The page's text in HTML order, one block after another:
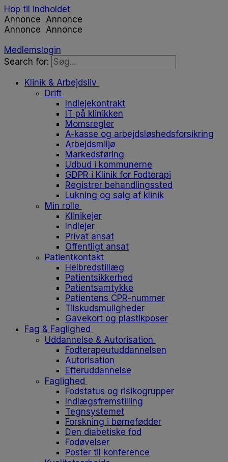
Hop til indholdet
Annonce Annonce
Annonce Annonce
Medlemslogin
Search for:
Klinik & Arbejdsliv
Drift
Indlejekontrakt
IT på klinikken
Momsregler
A-kasse og arbejdsløshedsforsikring
Arbejdsmiljø
Markedsføring
Udbud i kommunerne
GDPR i Klinik for Fodterapi
Registrer behandlingssted
Lukning og salg af klinik
Min rolle
Klinikejer
Indlejer
Privat ansat
Offentligt ansat
Patientkontakt
Helbredstillæg
Patientsikkerhed
Patientsamtykke
Patientens CPR-nummer
Tilskudsmuligheder
Gavekort og plastikposer
Fag & Faglighed
Uddannelse & Autorisation
Fodterapeutuddannelsen
Autorisation
Efteruddannelse
Faglighed
Fodstatus og risikogrupper
Indlægsfremstilling
Tegnsystemet
Forskning i børnefødder
Den diabetiske fod
Fodøvelser
Poster til konference